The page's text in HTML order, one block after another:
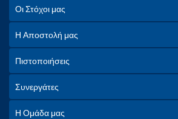
Οι Στόχοι μας
Η Αποστολή μας
Πιστοποιήσεις
Συνεργάτες
Η Ομάδα μας